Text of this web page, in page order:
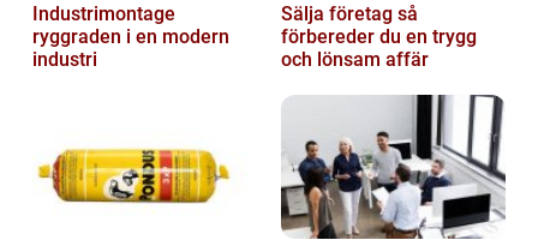
Industrimontage
ryggraden i en modern
industri
Sälja företag så
förbereder du en trygg
och lönsam affär